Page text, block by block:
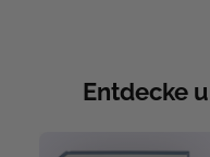
Entdecke